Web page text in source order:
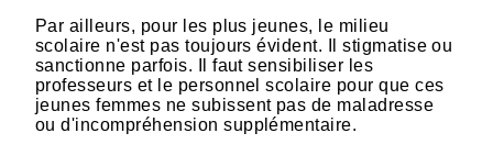
Par ailleurs, pour les plus jeunes, le milieu
scolaire n'est pas toujours évident. Il stigmatise ou
sanctionne parfois. Il faut sensibiliser les
professeurs et le personnel scolaire pour que ces
jeunes femmes ne subissent pas de maladresse
ou d'incompréhension supplémentaire.